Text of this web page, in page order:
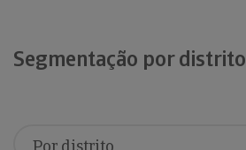
Segmentação por distrito